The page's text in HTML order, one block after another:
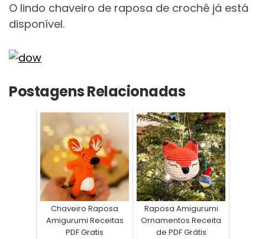
O lindo chaveiro de raposa de crochê já está
disponível.
Postagens Relacionadas
Chaveiro Raposa
Amigurumi Receitas
PDF Gratis
Raposa Amigurumi
Ornamentos Receita
de PDF Grátis